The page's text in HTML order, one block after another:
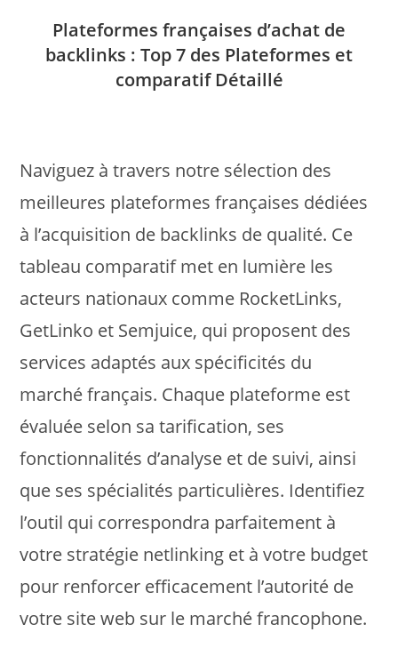
Plateformes françaises d’achat de
backlinks : Top 7 des Plateformes et
comparatif Détaillé
Naviguez à travers notre sélection des
meilleures plateformes françaises dédiées
à l’acquisition de backlinks de qualité. Ce
tableau comparatif met en lumière les
acteurs nationaux comme RocketLinks,
GetLinko et Semjuice, qui proposent des
services adaptés aux spécificités du
marché français. Chaque plateforme est
évaluée selon sa tarification, ses
fonctionnalités d’analyse et de suivi, ainsi
que ses spécialités particulières. Identifiez
l’outil qui correspondra parfaitement à
votre stratégie netlinking et à votre budget
pour renforcer efficacement l’autorité de
votre site web sur le marché francophone.